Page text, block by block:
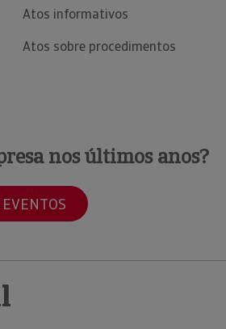
Atos informativos
Atos sobre procedimentos
nos últimos anos?